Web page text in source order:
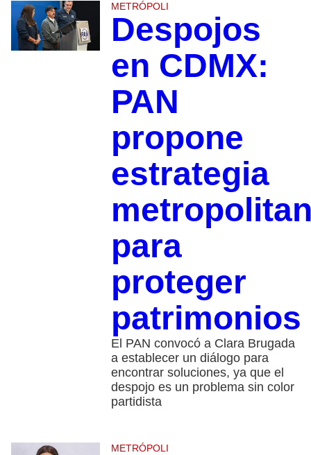
METRÓPOLI
Despojos
en CDMX:
PAN
propone
estrategia
para
proteger
patrimonios
El PAN convocó a Clara Brugada
a establecer un diálogo para
encontrar soluciones, ya que el
despojo es un problema sin color
partidista
METRÓPOLI